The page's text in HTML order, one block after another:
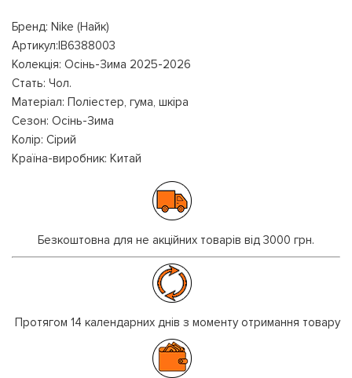
Бренд: Nike (Найк)
Артикул:IB6388003
Колекція: Осінь-Зима 2025-2026
Стать: Чол.
Матеріал: Поліестер, гума, шкіра
Сезон: Осінь-Зима
Колір: Сірий
Країна-виробник: Китай
Безкоштовна для не акційних товарів від 3000 грн.
Протягом 14 календарних днів з моменту отримання товару